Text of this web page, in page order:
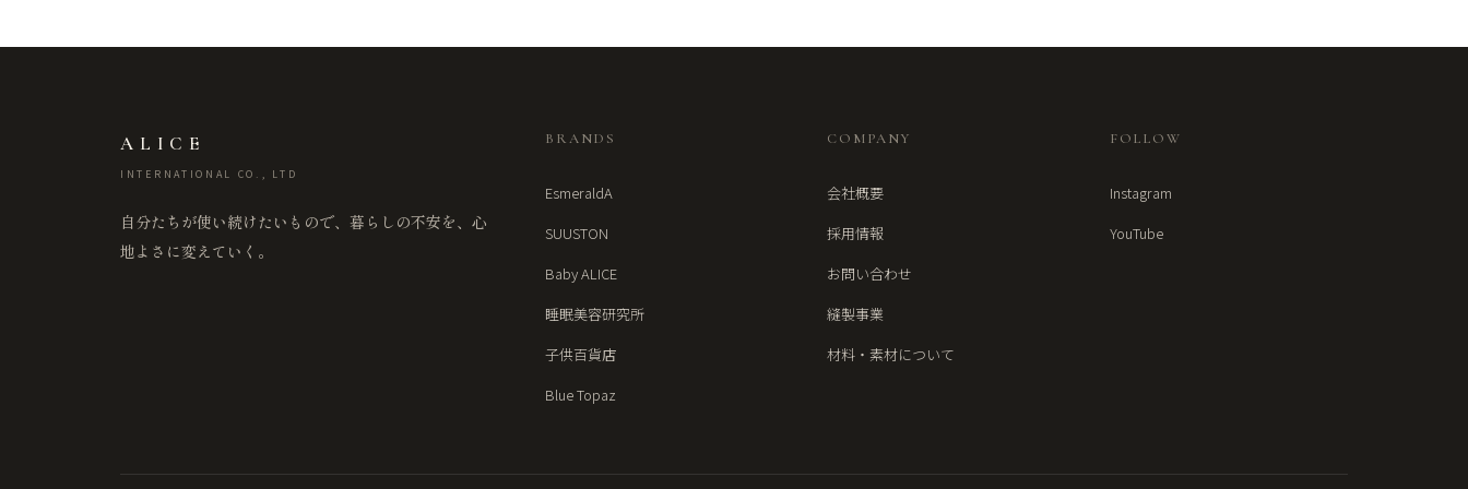
ALICE
INTERNATIONAL CO., LTD
自分たちが使い続けたいもので、暮らしの不安を、心
地よさに変えていく。
BRANDS
EsmeraldA
SUUSTON
Baby ALICE
睡眠美容研究所
子供百貨店
Blue Topaz
COMPANY
会社概要
採用情報
お問い合わせ
縫製事業
材料・素材について
FOLLOW
Instagram
YouTube